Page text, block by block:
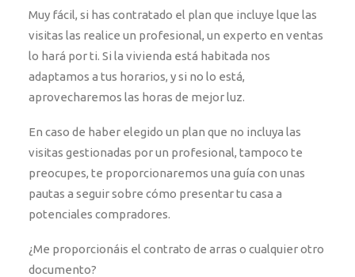
Muy fácil, si has contratado el plan que incluye lque las
visitas las realice un profesional, un experto en ventas
lo hará por ti. Si la vivienda está habitada nos
adaptamos a tus horarios, y si no lo está,
aprovecharemos las horas de mejor luz.
En caso de haber elegido un plan que no incluya las
visitas gestionadas por un profesional, tampoco te
preocupes, te proporcionaremos una guía con unas
pautas a seguir sobre cómo presentar tu casa a
potenciales compradores.
¿Me proporcionáis el contrato de arras o cualquier otro
documento?